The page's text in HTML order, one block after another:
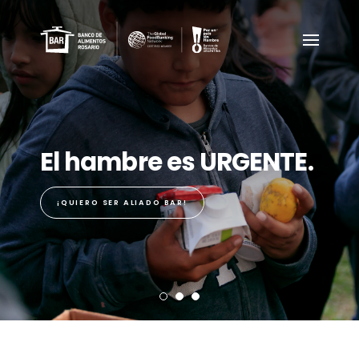
El hambre es URGENTE.
¡QUIERO SER ALIADO BAR!